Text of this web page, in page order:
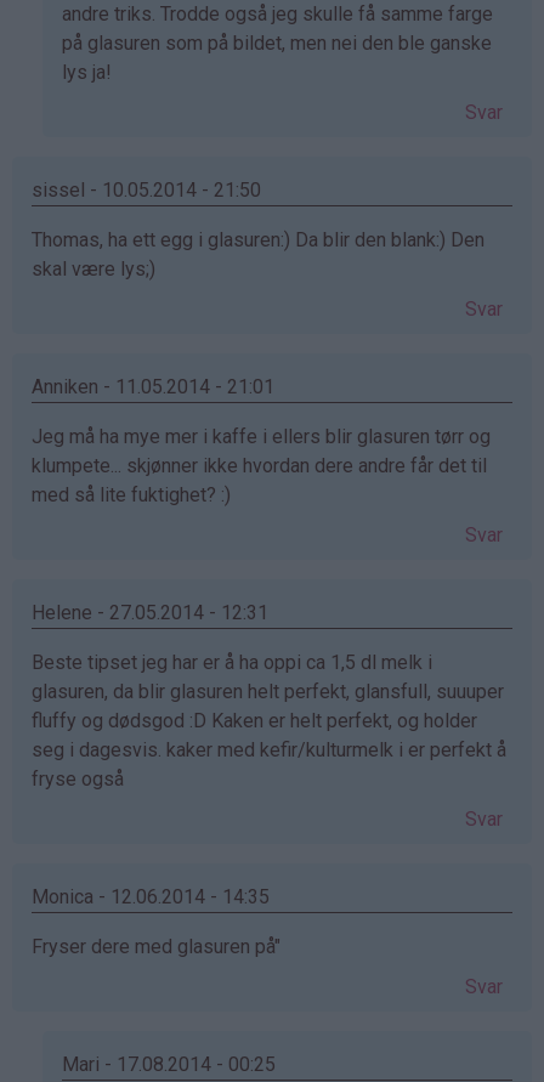
Thomas
(ikke
bekreftet)
andre triks. Trodde også jeg skulle få samme farge
på glasuren som på bildet, men nei den ble ganske
lys ja!
Svar
sissel - 10.05.2014 - 21:50
Thomas, ha ett egg i glasuren:) Da blir den blank:) Den
skal være lys;)
Svar
Anniken - 11.05.2014 - 21:01
Jeg må ha mye mer i kaffe i ellers blir glasuren tørr og
klumpete... skjønner ikke hvordan dere andre får det til
med så lite fuktighet? :)
Svar
Helene - 27.05.2014 - 12:31
Beste tipset jeg har er å ha oppi ca 1,5 dl melk i
glasuren, da blir glasuren helt perfekt, glansfull, suuuper
fluffy og dødsgod :D Kaken er helt perfekt, og holder
seg i dagesvis. kaker med kefir/kulturmelk i er perfekt å
fryse også
Svar
Monica - 12.06.2014 - 14:35
Fryser dere med glasuren på"
Svar
Mari - 17.08.2014 - 00:25